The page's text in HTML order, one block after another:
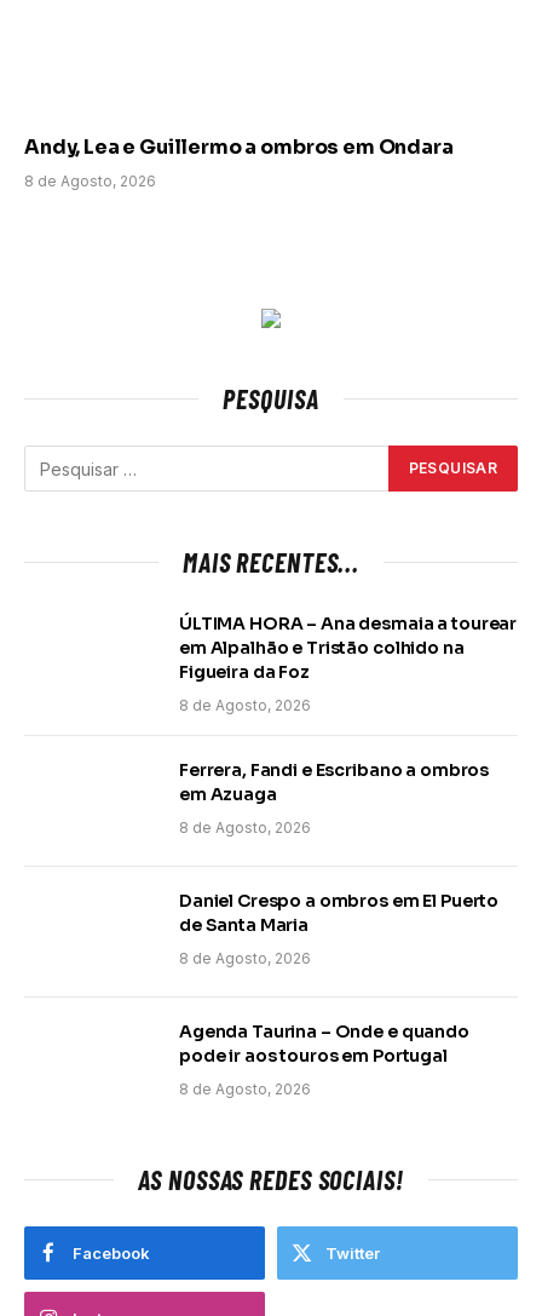
Andy, Lea e Guillermo a ombros em Ondara
8 de Agosto, 2026
PESQUISA
MAIS RECENTES...
ÚLTIMA HORA – Ana desmaia a tourear
em Alpalhão e Tristão colhido na
Figueira da Foz
8 de Agosto, 2026
Ferrera, Fandi e Escribano a ombros
em Azuaga
8 de Agosto, 2026
Daniel Crespo a ombros em El Puerto
de Santa Maria
8 de Agosto, 2026
Agenda Taurina – Onde e quando
pode ir aos touros em Portugal
8 de Agosto, 2026
AS NOSSAS REDES SOCIAIS!
Facebook Twitter